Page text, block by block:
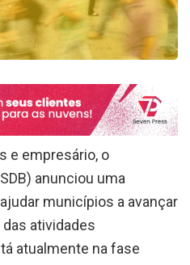
e empresário, o
anunciou uma
municípios a avançar
atividades
atualmente na fase
da quarentena. As